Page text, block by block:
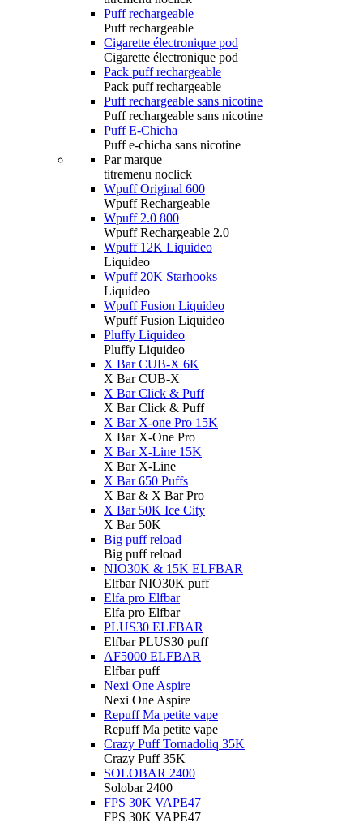
Puff rechargeable
Puff rechargeable
Cigarette électronique pod
Cigarette électronique pod
Pack puff rechargeable
Pack puff rechargeable
Puff rechargeable sans nicotine
Puff rechargeable sans nicotine
Puff E-Chicha
Puff e-chicha sans nicotine
Par marque
titremenu noclick
Wpuff Original 600
Wpuff Rechargeable
Wpuff 2.0 800
Wpuff Rechargeable 2.0
Wpuff 12K Liquideo
Liquideo
Wpuff 20K Starhooks
Liquideo
Wpuff Fusion Liquideo
Wpuff Fusion Liquideo
Pluffy Liquideo
Pluffy Liquideo
X Bar CUB-X 6K
X Bar CUB-X
X Bar Click & Puff
X Bar Click & Puff
X Bar X-one Pro 15K
X Bar X-One Pro
X Bar X-Line 15K
X Bar X-Line
X Bar 650 Puffs
X Bar & X Bar Pro
X Bar 50K Ice City
X Bar 50K
Big puff reload
Big puff reload
NIO30K & 15K ELFBAR
Elfbar NIO30K puff
Elfa pro Elfbar
Elfa pro Elfbar
PLUS30 ELFBAR
Elfbar PLUS30 puff
AF5000 ELFBAR
Elfbar puff
Nexi One Aspire
Nexi One Aspire
Repuff Ma petite vape
Repuff Ma petite vape
Crazy Puff Tornadoliq 35K
Crazy Puff 35K
SOLOBAR 2400
Solobar 2400
FPS 30K VAPE47
FPS 30K VAPE47